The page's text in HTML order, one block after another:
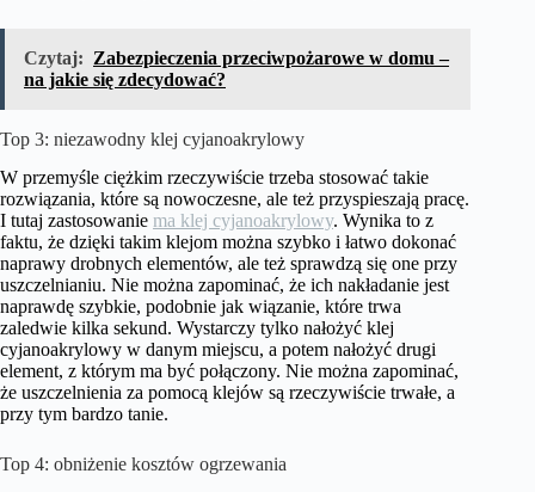
Czytaj: Zabezpieczenia przeciwpożarowe w domu –
na jakie się zdecydować?
Top 3: niezawodny klej cyjanoakrylowy
W przemyśle ciężkim rzeczywiście trzeba stosować takie
rozwiązania, które są nowoczesne, ale też przyspieszają pracę.
I tutaj zastosowanie ma klej cyjanoakrylowy. Wynika to z
faktu, że dzięki takim klejom można szybko i łatwo dokonać
naprawy drobnych elementów, ale też sprawdzą się one przy
uszczelnianiu. Nie można zapominać, że ich nakładanie jest
naprawdę szybkie, podobnie jak wiązanie, które trwa
zaledwie kilka sekund. Wystarczy tylko nałożyć klej
cyjanoakrylowy w danym miejscu, a potem nałożyć drugi
element, z którym ma być połączony. Nie można zapominać,
że uszczelnienia za pomocą klejów są rzeczywiście trwałe, a
przy tym bardzo tanie.
Top 4: obniżenie kosztów ogrzewania